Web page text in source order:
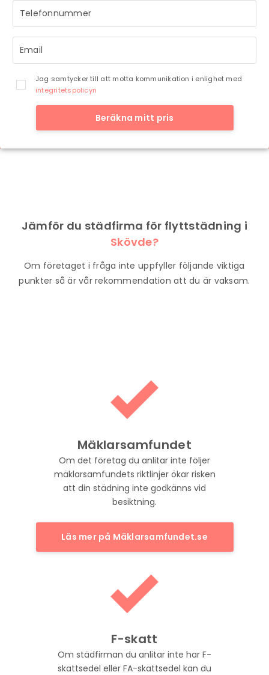
Jag samtycker till att motta kommunikation i enlighet med
integritetspolicyn
Beräkna mitt pris
Jämför du städfirma för flyttstädning i
Skövde?
Om företaget i fråga inte uppfyller följande viktiga
punkter så är vår rekommendation att du är vaksam.
Mäklarsamfundet
Om det företag du anlitar inte följer
mäklarsamfundets riktlinjer ökar risken
att din städning inte godkänns vid
besiktning.
Läs mer på Mäklarsamfundet.se
F-skatt
Om städfirman du anlitar inte har F-
skattsedel eller FA-skattsedel kan du